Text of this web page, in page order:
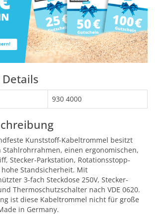
930 4000
Kunststoff-Kabeltrommel besitzt
einen ergonomischen,
Stecker-Parkstation, Rotationsstopp-
Standsicherheit. Mit
3-fach Steckdose 250V, Stecker-
Thermoschutzschalter nach VDE 0620.
ist diese Kabeltrommel nicht für große
in Germany.